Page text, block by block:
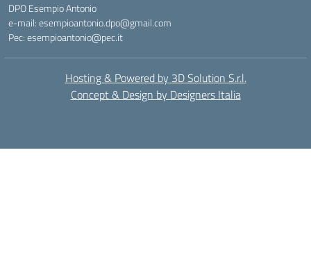
DPO Esempio Antonio
e-mail: esempioantonio.dpo@gmail.com
Pec: esempioantonio@pec.it
Hosting & Powered by 3D Solution S.r.l.
Concept & Design by Designers Italia